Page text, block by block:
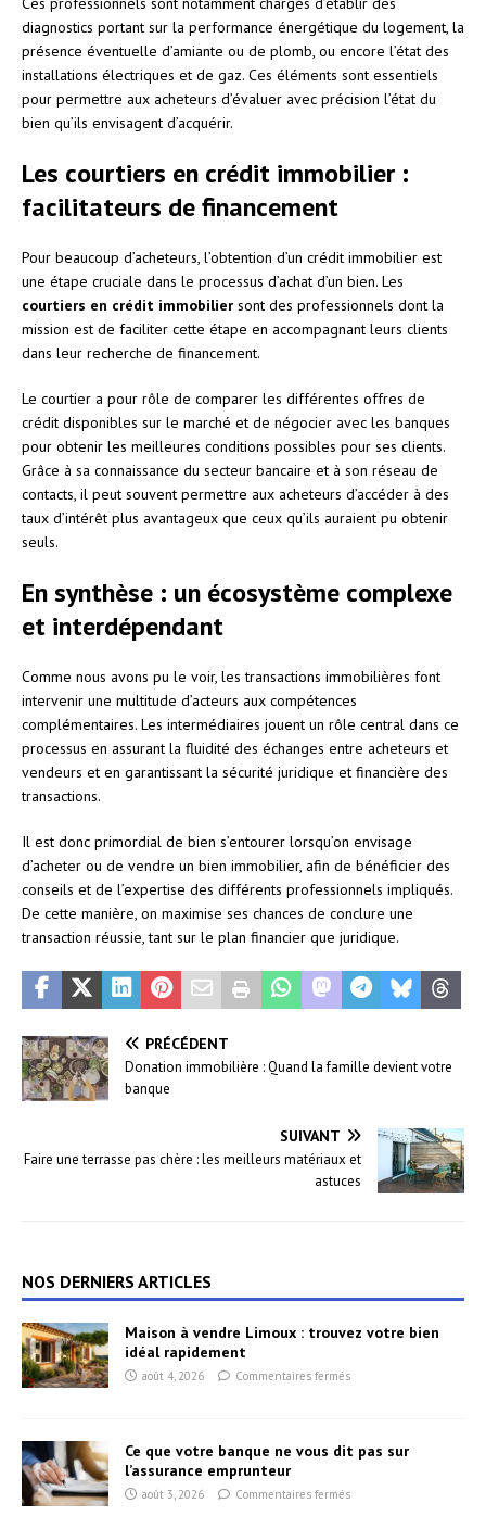
diagnostics portant sur la performance énergétique du logement, la
présence éventuelle d’amiante ou de plomb, ou encore l’état des
installations électriques et de gaz. Ces éléments sont essentiels
pour permettre aux acheteurs d’évaluer avec précision l’état du
bien qu’ils envisagent d’acquérir.
Les courtiers en crédit immobilier :
facilitateurs de financement
Pour beaucoup d’acheteurs, l’obtention d’un crédit immobilier est
une étape cruciale dans le processus d’achat d’un bien. Les
courtiers en crédit immobilier sont des professionnels dont la
mission est de faciliter cette étape en accompagnant leurs clients
dans leur recherche de financement.
Le courtier a pour rôle de comparer les différentes offres de
crédit disponibles sur le marché et de négocier avec les banques
pour obtenir les meilleures conditions possibles pour ses clients.
Grâce à sa connaissance du secteur bancaire et à son réseau de
contacts, il peut souvent permettre aux acheteurs d’accéder à des
taux d’intérêt plus avantageux que ceux qu’ils auraient pu obtenir
seuls.
En synthèse : un écosystème complexe
et interdépendant
Comme nous avons pu le voir, les transactions immobilières font
intervenir une multitude d’acteurs aux compétences
complémentaires. Les intermédiaires jouent un rôle central dans ce
processus en assurant la fluidité des échanges entre acheteurs et
vendeurs et en garantissant la sécurité juridique et financière des
transactions.
Il est donc primordial de bien s’entourer lorsqu’on envisage
d’acheter ou de vendre un bien immobilier, afin de bénéficier des
conseils et de l’expertise des différents professionnels impliqués.
De cette manière, on maximise ses chances de conclure une
transaction réussie, tant sur le plan financier que juridique.
PRÉCÉDENT
Donation immobilière : Quand la famille devient votre
banque
SUIVANT
Faire une terrasse pas chère : les meilleurs matériaux et
astuces
NOS DERNIERS ARTICLES
Maison à vendre Limoux : trouvez votre bien
idéal rapidement
août 4, 2026 Commentaires fermés
Ce que votre banque ne vous dit pas sur
l’assurance emprunteur
août 3, 2026 Commentaires fermés